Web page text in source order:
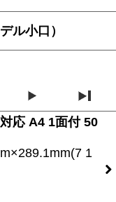
ル小口）
応 A4 1面付 50
1